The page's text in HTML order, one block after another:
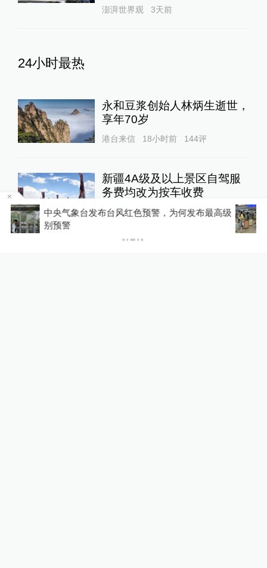
澎湃世界观 3天前
24小时最热
永和豆浆创始人林炳生逝世，
享年70岁
港台来信 18小时前 144评
新疆4A级及以上景区自驾服
务费均改为按车收费
中国政库 20小时前 113评
受台风“白海豚”影响，铁路部门进一步调整列车
开行方案